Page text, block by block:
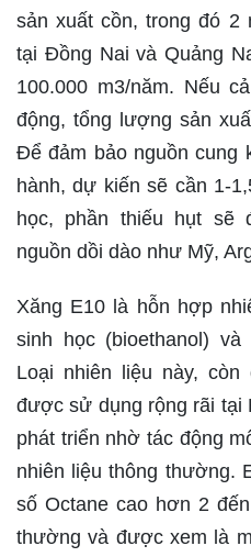
sản xuất cồn, trong đó 2
tại Đồng Nai và Quảng
100.000 m3/năm. Nếu
động, tổng lượng sản
Để đảm bảo nguồn cung
hành, dự kiến sẽ cần 1-
học, phần thiếu hụt sẽ
nguồn dồi dào như Mỹ,
Xăng E10 là hỗn hợp
sinh học (bioethanol)
Loại nhiên liệu này,
được sử dụng rộng rãi tại
phát triển nhờ tác động
nhiên liệu thông thường.
số Octane cao hơn 2
thường và được xem là